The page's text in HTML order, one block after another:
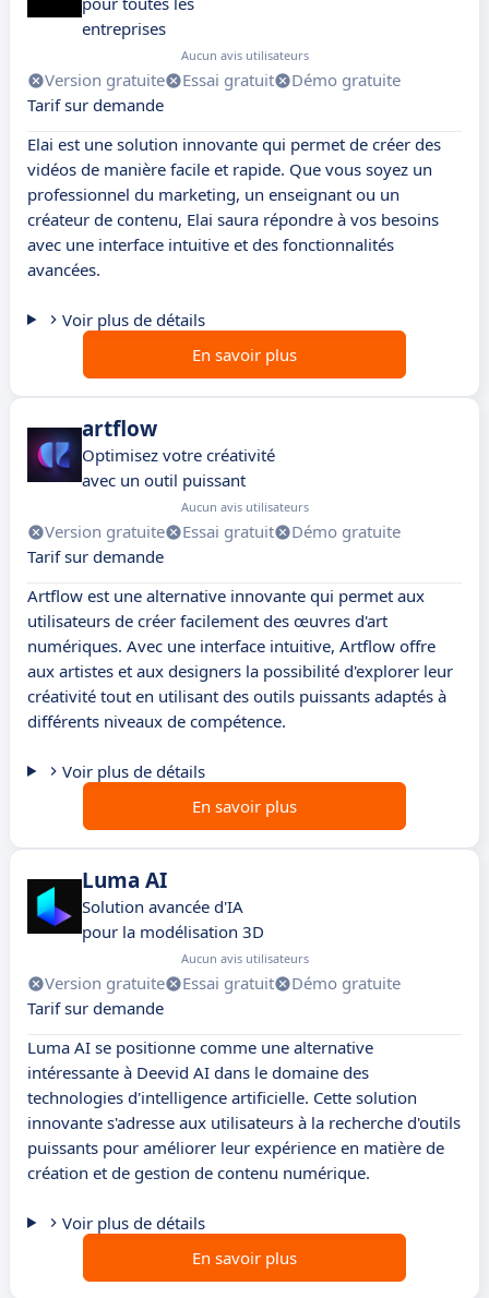
entreprises
Aucun avis utilisateurs
Version gratuite Essai gratuit
Démo gratuite
Tarif sur demande
Elai est une solution innovante qui permet de créer des
vidéos de manière facile et rapide. Que vous soyez un
professionnel du marketing, un enseignant ou un
créateur de contenu, Elai saura répondre à vos besoins
avec une interface intuitive et des fonctionnalités
avancées.
Voir plus de détails
En savoir plus
artflow
Optimisez votre créativité
avec un outil puissant
Aucun avis utilisateurs
Version gratuite Essai gratuit
Démo gratuite
Tarif sur demande
Artflow est une alternative innovante qui permet aux
utilisateurs de créer facilement des œuvres d'art
numériques. Avec une interface intuitive, Artflow offre
aux artistes et aux designers la possibilité d'explorer leur
créativité tout en utilisant des outils puissants adaptés à
différents niveaux de compétence.
Voir plus de détails
En savoir plus
Luma AI
Solution avancée d'IA
pour la modélisation 3D
Aucun avis utilisateurs
Version gratuite Essai gratuit
Démo gratuite
Tarif sur demande
Luma AI se positionne comme une alternative
intéressante à Deevid AI dans le domaine des
technologies d'intelligence artificielle. Cette solution
innovante s'adresse aux utilisateurs à la recherche d'outils
puissants pour améliorer leur expérience en matière de
création et de gestion de contenu numérique.
Voir plus de détails
En savoir plus